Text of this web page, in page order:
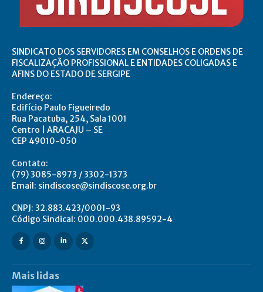
SINDICATO DOS SERVIDORES EM CONSELHOS E ORDENS DE
FISCALIZAÇÃO PROFISSIONAL E ENTIDADES COLIGADAS E
AFINS DO ESTADO DE SERGIPE
Endereço:
Edifício Paulo Figueiredo
Rua Pacatuba, 254, Sala 1001
Centro | ARACAJU – SE
CEP 49010-050
Contato:
(79) 3085-8973 / 3302-1373
Email: sindiscose@sindiscose.org.br
CNPJ: 32.883.423/0001-93
Código Sindical: 000.000.438.89592-4
Mais lidas